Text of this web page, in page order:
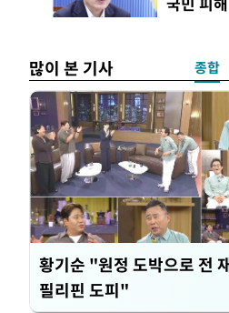
많이 본 기사 종합
황기순 "원정 도박으로 전
필리핀 도피"